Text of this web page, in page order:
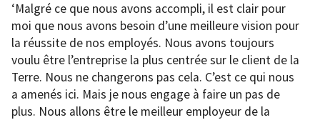
‘Malgré ce que nous avons accompli, il est clair pour
moi que nous avons besoin d’une meilleure vision pour
la réussite de nos employés. Nous avons toujours
voulu être l’entreprise la plus centrée sur le client de la
Terre. Nous ne changerons pas cela. C’est ce qui nous
a amenés ici. Mais je nous engage à faire un pas de
plus. Nous allons être le meilleur employeur de la